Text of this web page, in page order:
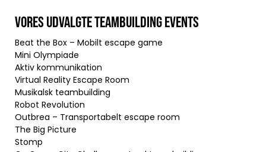
VORES UDVALGTE TEAMBUILDING EVENTS
Beat the Box – Mobilt escape game
Mini Olympiade
Aktiv kommunikation
Virtual Reality Escape Room
Musikalsk teambuilding
Robot Revolution
Outbrea – Transportabelt escape room
The Big Picture
Stomp